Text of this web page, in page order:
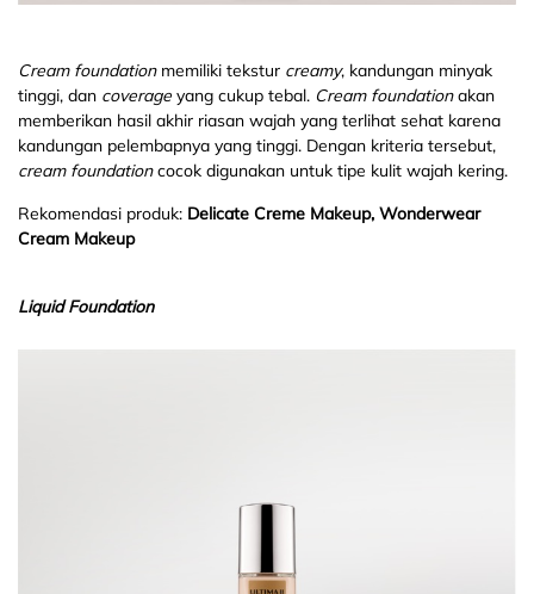
Cream foundation memiliki tekstur creamy, kandungan minyak
tinggi, dan coverage yang cukup tebal. Cream foundationakan
memberikan hasil akhir riasan wajah yang terlihat sehat karena
kandungan pelembapnya yang tinggi. Dengan kriteria tersebut,
cream foundationcocok digunakan untuk tipe kulit wajah kering.
Rekomendasi produk: Delicate Creme Makeup, Wonderwear
Cream Makeup
Liquid Foundation